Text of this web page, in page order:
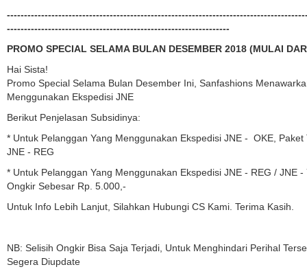
-----------------------------------------------------------------
PROMO SPECIAL SELAMA BULAN DESEMBER 2018 (MULAI
Hai Sista!
Promo Special Selama Bulan Desember Ini, Sanfashions
Menggunakan Ekspedisi JNE
Berikut Penjelasan Subsidinya:
* Untuk Pelanggan Yang Menggunakan Ekspedisi JNE - OKE,
JNE - REG
* Untuk Pelanggan Yang Menggunakan Ekspedisi JNE - REG / JNE
Ongkir Sebesar Rp. 5.000,-
Untuk Info Lebih Lanjut, Silahkan Hubungi CS Kami. Terima Kasih.
NB: Selisih Ongkir Bisa Saja Terjadi, Untuk Menghindari Perihal
Segera Diupdate